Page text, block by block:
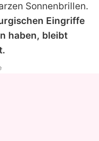
Sonnenbrillen.
Eingriffe
haben, bleibt